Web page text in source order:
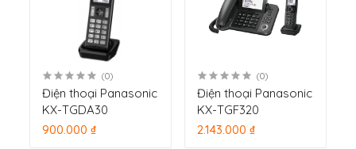
(0)
Điện thoại Panasonic
KX-TGDA30
900.000 ₫
(0)
Điện thoại Panasonic
KX-TGF320
2.143.000 ₫